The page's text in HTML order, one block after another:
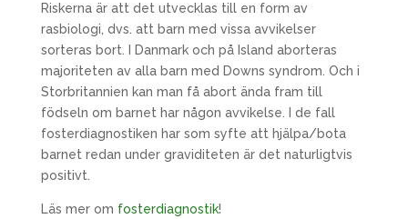
Riskerna är att det utvecklas till en form av
rasbiologi, dvs. att barn med vissa avvikelser
sorteras bort. I Danmark och på Island aborteras
majoriteten av alla barn med Downs syndrom. Och i
Storbritannien kan man få abort ända fram till
födseln om barnet har någon avvikelse. I de fall
fosterdiagnostiken har som syfte att hjälpa/bota
barnet redan under graviditeten är det naturligtvis
positivt.
Läs mer om fosterdiagnostik!